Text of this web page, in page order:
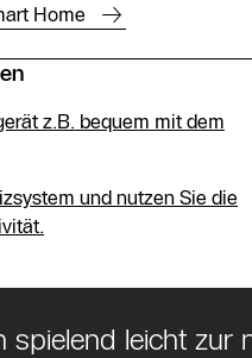
Home
z.B. bequem mit dem
und nutzen Sie die
spielend leicht zur